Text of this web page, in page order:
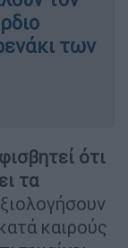
των
ότι
τα
καιρούς